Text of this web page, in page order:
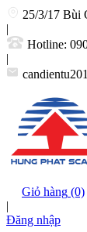
25/3/17 Bùi
|
Hotline:
|
Giỏ hàng (0)
|
Đăng nhập